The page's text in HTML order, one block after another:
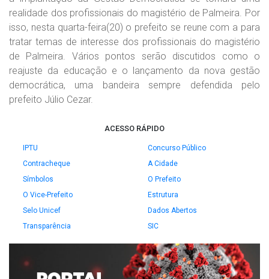
realidade dos profissionais do magistério de Palmeira. Por
isso, nesta quarta-feira(20) o prefeito se reune com a para
tratar temas de interesse dos profissionais do magistério
de Palmeira. Vários pontos serão discutidos como o
reajuste da educação e o lançamento da nova gestão
democrática, uma bandeira sempre defendida pelo
prefeito Júlio Cezar.
ACESSO RÁPIDO
IPTU
Concurso Público
Contracheque
A Cidade
Símbolos
O Prefeito
O Vice-Prefeito
Estrutura
Selo Unicef
Dados Abertos
Transparência
SIC